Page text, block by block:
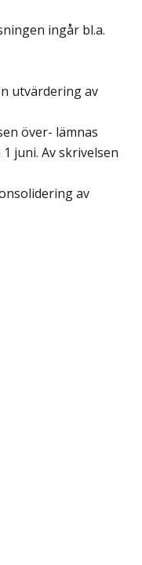
ingår bl.a.
utvärdering av
över- lämnas
juni. Av skrivelsen
av